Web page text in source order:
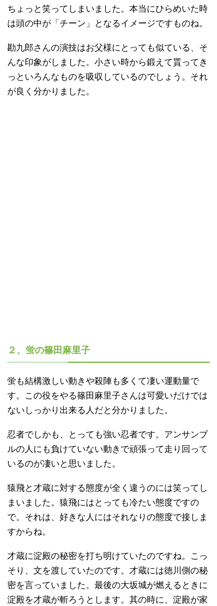
ちょっと笑ってしまいました。本当にひらめいた時
は頭の中が「チーン」となるイメージですものね。
勘九郎さんの演技はお父様にとっても似ている、そ
んな印象がしました。小さい時から鍛えて貰ってき
っといろんなものを吸収しているのでしょう。それ
が良く分かりました。
２、蛍の篠田麻里子
蛍も結構激しい動きや殺陣も多くて凄い運動量で
す。この役をやる篠田麻里子さんは可愛いだけでは
ないしっかり出来る人だと分かりました。
忍者でしかも、とっても強い忍者です。アンサンブ
ルの人にも負けていない動きで頑張って走り回って
いるのが凄いと思いました。
猿飛と才蔵に対する態度が全く違うのには笑ってし
まいました。猿飛にはとっても冷たい態度ですの
で。それは、好きな人にはそれなりの態度で接しま
すからね。
才蔵に淀殿の秘密を打ち明けていたのですね。こっ
そり、文を渡していたのです。才蔵には徳川側の秘
密を言っていました。最後の大坂城が燃えるときに
淀殿を才蔵が斬ろうとします。其の時に、淀殿が家